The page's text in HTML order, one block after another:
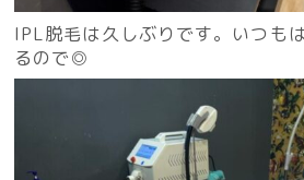
IPL脱毛は久しぶりです。いつも
るので◎